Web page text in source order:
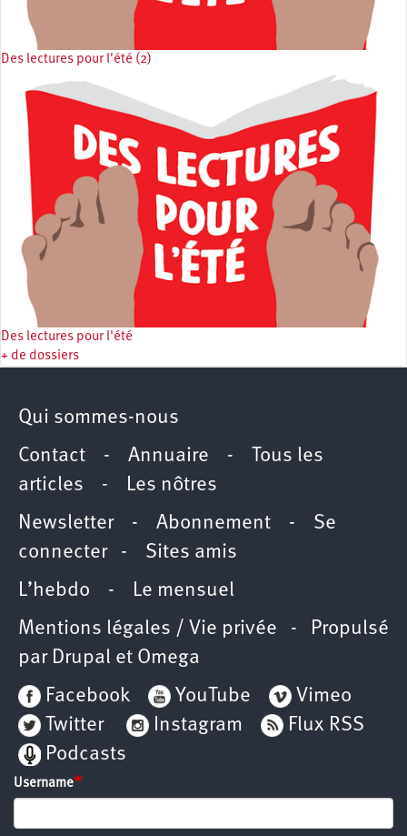
Des lectures pour l'été (2)
Des lectures pour l'été
+ de dossiers
Qui sommes-nous
Contact - Annuaire -
Tous les
articles - Les nôtres
Newsletter- Abonnement - Se
connecter- Sites amis
L’hebdo - Le mensuel
Mentions légales / Vie privée - Propulsé
par Drupal et Omega
Facebook
YouTube
Vimeo
Twitter
Instagram
Flux RSS
Podcasts
Username